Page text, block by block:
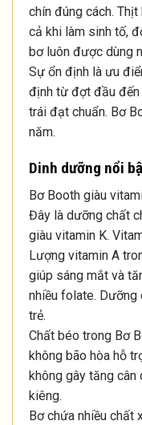
chín đúng cách.
cả khi làm sinh tố,
bơ luôn được dùng
Sự ổn định là ưu
định từ đợt đầu
trái đạt chuẩn. Bơ
năm.
Dinh dưỡng nổi
Bơ Booth giàu
Đây là dưỡng chất
giàu vitamin K.
Lượng vitamin A
giúp sáng mắt và
nhiều folate.
trẻ.
Chất béo trong Bơ
không bão hòa hỗ
không gây tăng
kiêng.
Bơ chứa nhiều chất